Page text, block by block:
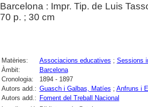
Barcelona : Impr. Tip. de Luis
70 p. ; 30 cm
Matèries: Associacions educatives ; Sessions
Àmbit:
Barcelona
Cronologia:
1894 - 1897
Autors add.: Guasch i Galbas, Matíes ; Anfruns i
Autors add.: Foment del Treball Nacional